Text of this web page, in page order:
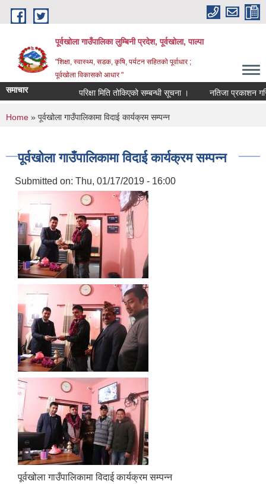
Skip to main content
पूर्वखोला गाउँपालिका लुम्बिनी प्रदेश, पूर्वखोला, पाल्पा
"शिक्षा, स्वास्थ्य, सडक, कृषि, पर्यटन सहितको पूर्वाधार ;
पूर्वखोला विकासको आधार "
समाचार परिक्षा मिति तोकिएको सम्बन्धी सूचना । नतिजा प्रकाशन
You are here
Home » पूर्वखोला गाउँपालिकामा विदाई कार्यक्रम सम्पन्न
पूर्वखोला गाउँपालिकामा विदाई कार्यक्रम सम्पन्न
Submitted on: Thu, 01/17/2019 - 16:00
पूर्वखोला गाउँपालिकामा विदाई कार्यक्रम सम्पन्न